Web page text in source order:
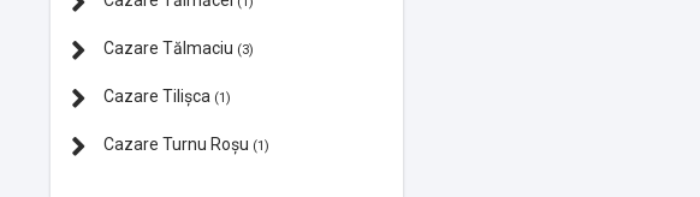
Cazare Tălmaciu (3)
Cazare Tilișca (1)
Cazare Turnu Roșu (1)